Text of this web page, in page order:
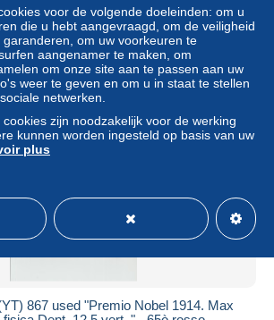
± US$ 0,09
Particulier
867 used "Premio Nobel 1914. Max
voor de volgende doeleinden: om u
die u hebt aangevraagd, om de veiligheid
om uw voorkeuren te
aangenamer te maken, om
om onze site aan te passen aan uw
weer te geven en om u in staat te stellen
netwerken.
zijn noodzakelijk voor de werking
kunnen worden ingesteld op basis van uw
plus